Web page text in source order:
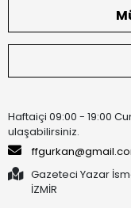
Haftaiçi 09:00 - 19:00
ulaşabilirsiniz.
Gazeteci Yazar
İZMİR